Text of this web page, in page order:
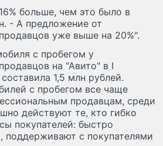
больше, чем это было в
- А предложение от
уже выше на 20%".
с пробегом у
на "Авито" в I
1,5 млн рублей.
с пробегом все чаще
продавцам, среди
действуют те, кто гибко
покупателей: быстро
поддерживают с покупателями